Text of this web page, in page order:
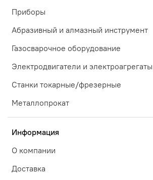
Приборы
Абразивный и алмазный инструмент
Газосварочное оборудование
Электродвигатели и электроагрегаты
Станки токарные/фрезерные
Металлопрокат
Информация
О компании
Доставка